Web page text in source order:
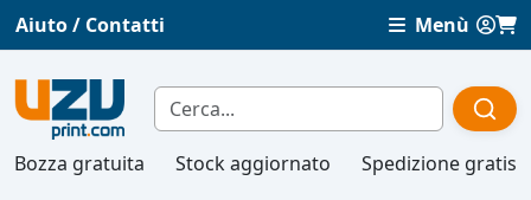
Aiuto / Contatti Menù
Bozza gratuita Stock aggiornato Spedizione gratis